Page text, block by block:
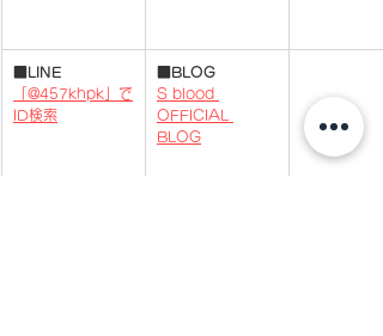
■LINE
「@457khpk」で
ID検索
■BLOG
S blood
OFFICIAL
BLOG